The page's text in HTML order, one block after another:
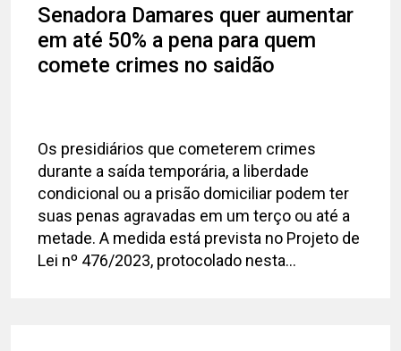
Senadora Damares quer aumentar
em até 50% a pena para quem
comete crimes no saidão​
Os presidiários que cometerem crimes
durante a saída temporária, a liberdade
condicional ou a prisão domiciliar podem ter
suas penas agravadas em um terço ou até a
metade. A medida está prevista no Projeto de
Lei nº 476/2023, protocolado nesta...